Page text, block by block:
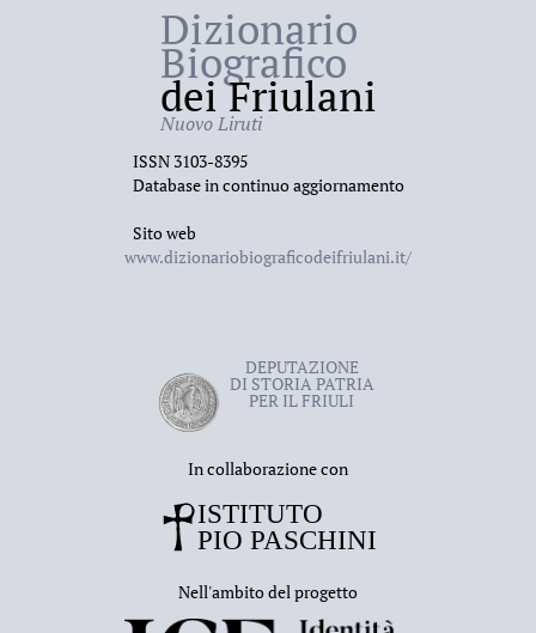
Dizionario
Biografico
dei Friulani
Nuovo Liruti
ISSN 3103-8395
Database in continuo aggiornamento
Sito web
www.dizionariobiograficodeifriulani.it/
DEPUTAZIONE
DI STORIA PATRIA
PER IL FRIULI
In collaborazione con
Nell'ambito del progetto